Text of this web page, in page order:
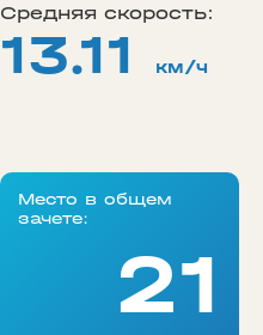
Средняя скорость:
13.11 км/ч
Место в общем
зачете:
21